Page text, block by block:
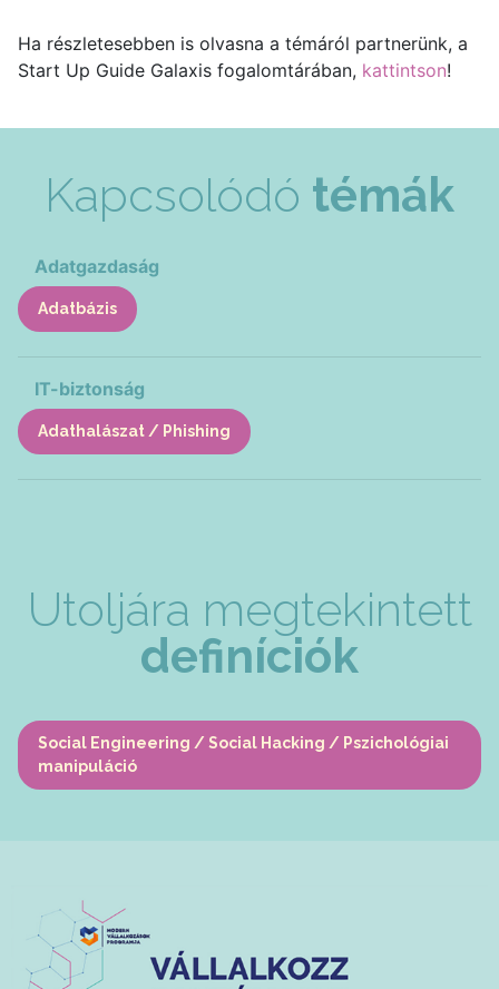
Ha részletesebben is olvasna a témáról partnerünk, a
Start Up Guide Galaxis fogalomtárában, kattintson!
Kapcsolódó témák
Adatgazdaság
Adatbázis
IT-biztonság
Adathalászat / Phishing
Utoljára megtekintett
definíciók
Social Engineering / Social Hacking / Pszichológiai
manipuláció